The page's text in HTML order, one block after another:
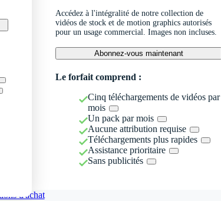
Accédez à l'intégralité de notre collection de
vidéos de stock et de motion graphics autorisés
pour un usage commercial. Images non incluses.
Abonnez-vous maintenant
Le forfait comprend :
Cinq téléchargements de vidéos par
mois
Un pack par mois
Aucune attribution requise
Téléchargements plus rapides
Assistance prioritaire
Sans publicités
d'achat